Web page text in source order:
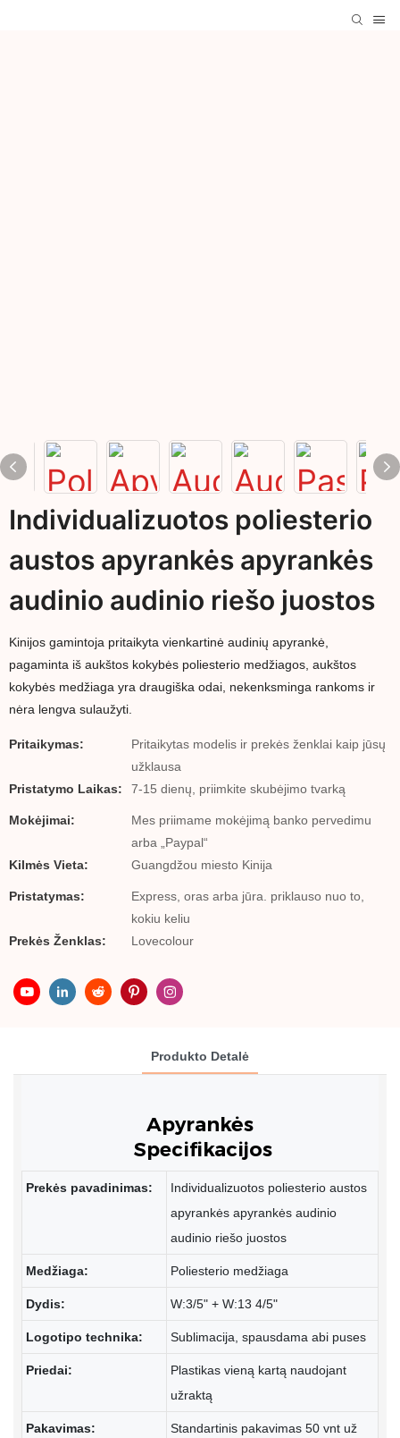
Individualizuotos poliesterio
austos apyrankės apyrankės
audinio audinio riešo juostos
Kinijos gamintoja pritaikyta vienkartinė audinių apyrankė,
pagaminta iš aukštos kokybės poliesterio medžiagos, aukštos
kokybės medžiaga yra draugiška odai, nekenksminga rankoms ir
nėra lengva sulaužyti.
Pritaikymas:
Pritaikytas modelis ir prekės ženklai kaip jūsų
užklausa
Pristatymo Laikas:
7-15 dienų, priimkite skubėjimo tvarką
Mokėjimai:
Mes priimame mokėjimą banko pervedimu
arba „Paypal“
Kilmės Vieta:
Guangdžou miesto Kinija
Pristatymas:
Express, oras arba jūra. priklauso nuo to,
kokiu keliu
Prekės Ženklas:
Lovecolour
Produkto Detalė
Specifikacijos
Prekės pavadinimas:
Individualizuotos poliesterio austos
apyrankės apyrankės audinio
audinio riešo juostos
Medžiaga: Poliesterio medžiaga
Dydis: W:3/5" + W:13 4/5"
Logotipo technika: Sublimacija, spausdama abi puses
Priedai:
Plastikas vieną kartą naudojant
užraktą
Pakavimas:
Standartinis pakavimas 50 vnt už